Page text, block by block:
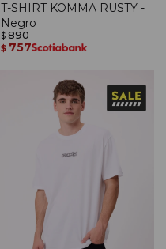
T-SHIRT KOMMA RUSTY -
Negro
$ 890
$ 757